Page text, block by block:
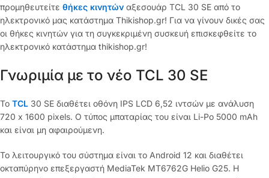
προμηθευτείτε θήκες κινητών αξεσουάρ TCL 30 SE από το
ηλεκτρονικό μας κατάστημα Thikishop.gr! Για να γίνουν δικές σας
οι θήκες κινητών για τη συγκεκριμένη συσκευή επισκεφθείτε το
ηλεκτρονικό κατάστημα thikishop.gr!
Γνωριμία με το νέο TCL 30 SE
Το TCL 30 SE διαθέτει οθόνη IPS LCD 6,52 ιντσών με ανάλυση
720 x 1600 pixels. Ο τύπος μπαταρίας του είναι Li-Po 5000 mAh
και είναι μη αφαιρούμενη.
Το λειτουργικό του σύστημα είναι το Android 12 και διαθέτει
οκταπύρηνο επεξεργαστή MediaTek MT6762G Helio G25. H